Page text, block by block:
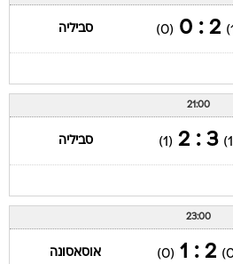
2 : 0
(0) סביליה
21:00
3 : 2
(1) סביליה
23:00
2 : 1
(0) אוסאסונה